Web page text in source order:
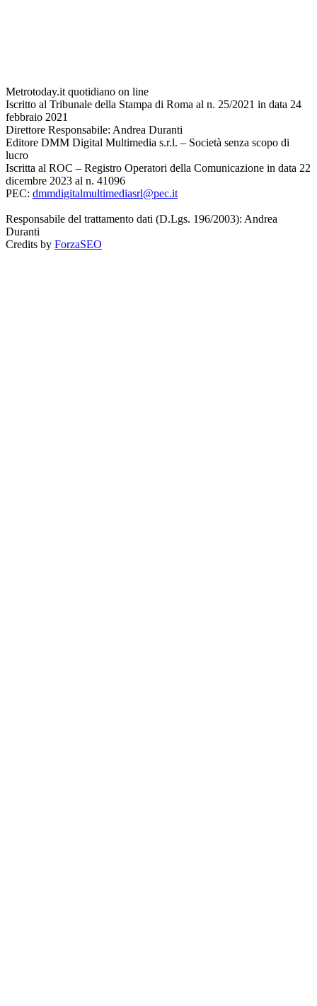
Metrotoday.it quotidiano on line
Iscritto al Tribunale della Stampa di Roma al n. 25/2021 in data 24
febbraio 2021
Direttore Responsabile: Andrea Duranti
Editore DMM Digital Multimedia s.r.l. – Società senza scopo di
lucro
Iscritta al ROC – Registro Operatori della Comunicazione in data 22
dicembre 2023 al n. 41096
PEC: dmmdigitalmultimediasrl@pec.it
Responsabile del trattamento dati (D.Lgs. 196/2003): Andrea
Duranti
Credits by ForzaSEO